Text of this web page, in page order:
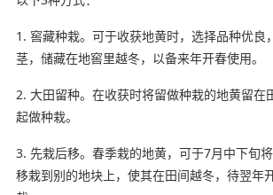
1. 窖藏种栽。可于收获地黄时，选择品种优良
茎，储藏在地窖里越冬，以备来年开春使用。
2. 大田留种。在收获时将留做种栽的地黄留在
起做种栽。
3. 先栽后移。春季栽的地黄，可于7月中下旬将
移栽到别的地块上，使其在田间越冬，待翌年